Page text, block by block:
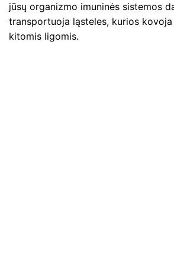
jūsų organizmo imuninės sistemos
transportuoja ląsteles, kurios
kitomis ligomis.